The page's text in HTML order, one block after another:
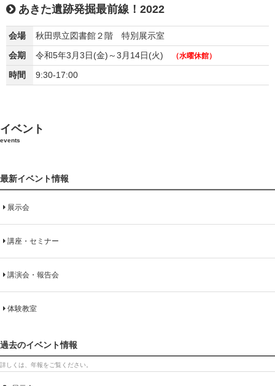
あきた遺跡発掘最前線！2022
会場
秋田県立図書館２階 特別展示室
会期
令和5年3月3日(金)～3月14日(火) （水曜休館）
時間 9:30-17:00
イベント
events
最新イベント情報
展示会
講座・セミナー
講演会・報告会
体験教室
過去のイベント情報
詳しくは、年報をご覧ください。